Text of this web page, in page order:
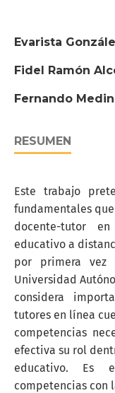
Evarista
Fidel Ramón
Fernando
RESUMEN
Este trabajo
fundamentales
docente-tutor
educativo a
por primera vez
Universidad
considera
tutores en línea
competencias
efectiva su rol
educativo. Es
competencias con